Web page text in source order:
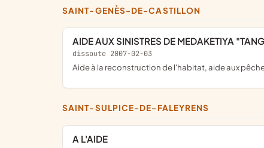
SAINT-GENÈS-DE-CASTILLON
AIDE AUX SINISTRES DE MEDAKETIYA
dissoute 2007-02-03
Aide à la reconstruction de l'habitat, aide aux
SAINT-SULPICE-DE-FALEYRENS
A L'AIDE